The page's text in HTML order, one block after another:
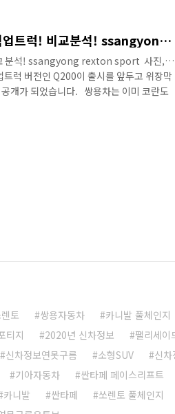
위장막 벗은 Q200! 렉스턴 스포츠 픽업트럭! 비교분석! ssangyong rexton sport
분석! ssangyong rexton sport ​ 사진, 보
럭 버전인 Q200이 출시를 앞두고 위장막
개가 되었습니다. ​ ​ 쌍용차는 이미 코란도
을 기본으로 만든 픽업트럭은 어떤 경쟁
토 쌍용자동차 카니발 풀체인지
티지 2020년 신차정보 팰리세이
#신차정보연못구름 소형SUV 신차
기아자동차 싼타페 페이스리프트
카니발 싼타페 쏘렌토 풀체인지